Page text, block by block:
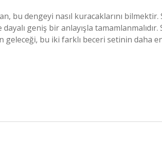
bu dengeyi nasıl kuracaklarını bilmektir.
geniş bir anlayışla tamamlanmalıdır.
bu iki farklı beceri setinin daha